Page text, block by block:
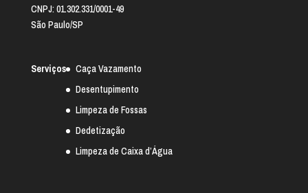
CNPJ: 01.302.331/0001-49
São Paulo/SP
Serviços
Caça Vazamento
Desentupimento
Limpeza de Fossas
Dedetização
Limpeza de Caixa d’Água